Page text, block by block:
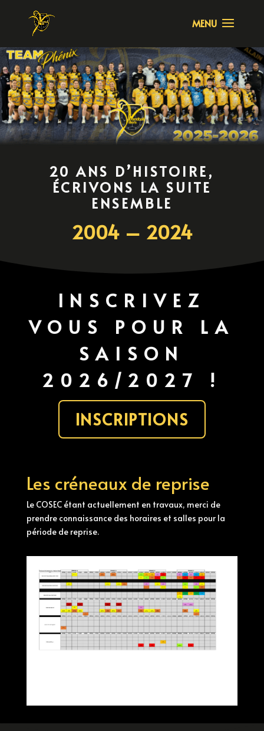
20 ANS D’HISTOIRE,
ÉCRIVONS LA SUITE
ENSEMBLE
2004 – 2024
INSCRIVEZ
VOUS POUR LA
SAISON
2026/2027 !
INSCRIPTIONS
Les créneaux de reprise
Le COSEC étant actuellement en travaux, merci de
prendre connaissance des horaires et salles pour la
période de reprise.